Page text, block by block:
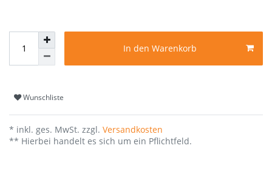
In den Warenkorb
Wunschliste
* inkl. ges. MwSt. zzgl. Versandkosten
** Hierbei handelt es sich um ein Pflichtfeld.